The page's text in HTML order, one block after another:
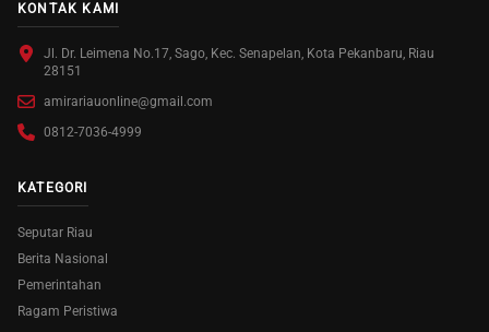
KONTAK KAMI
Jl. Dr. Leimena No.17, Sago, Kec. Senapelan, Kota Pekanbaru, Riau
28151
amirariauonline@gmail.com
0812-7036-4999
KATEGORI
Seputar Riau
Berita Nasional
Pemerintahan
Ragam Peristiwa